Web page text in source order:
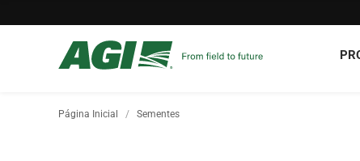
Página Inicial Sementes